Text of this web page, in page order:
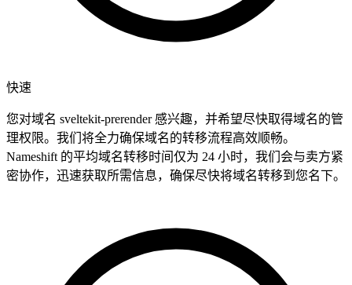
快速
您对域名 sveltekit-prerender 感兴趣，并希望尽快取得域名的管
理权限。我们将全力确保域名的转移流程高效顺畅。
Nameshift 的平均域名转移时间仅为 24 小时，我们会与卖方紧
密协作，迅速获取所需信息，确保尽快将域名转移到您名下。